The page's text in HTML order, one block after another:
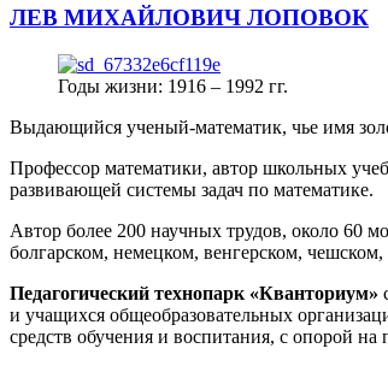
ЛЕВ МИХАЙЛОВИЧ ЛОПОВОК
Годы жизни: 1916 – 1992 гг.
Выдающийся ученый-математик, чье имя
Профессор математики, автор школьных
развивающей системы задач по математике.
Автор более 200 научных трудов, около 60
болгарском, немецком, венгерском,
Педагогический технопарк «Кванториум»
и учащихся общеобразовательных
средств обучения и воспитания, с опорой